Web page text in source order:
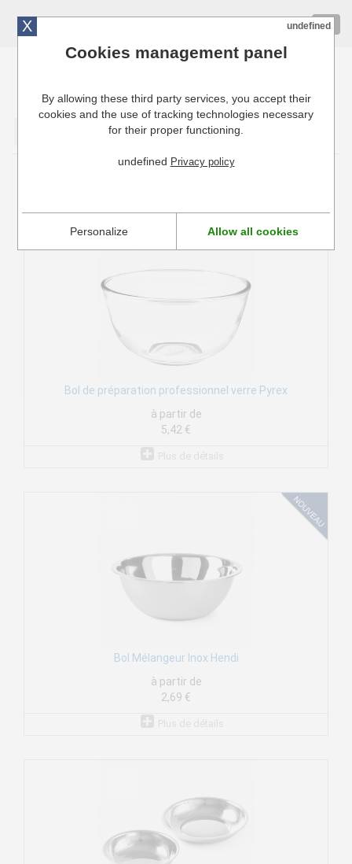
Cuisinresto: Ustensiles de cuisine pour professionnels
Bol de préparation professionnel verre Pyrex
à partir de
5,42 €
Bol Mélangeur Inox Hendi
à partir de
2,69 €
X undefined
Cookies management panel
By allowing these third party services, you accept their
cookies and the use of tracking technologies necessary
for their proper functioning.
undefined Privacy policy
Personalize Allow all cookies